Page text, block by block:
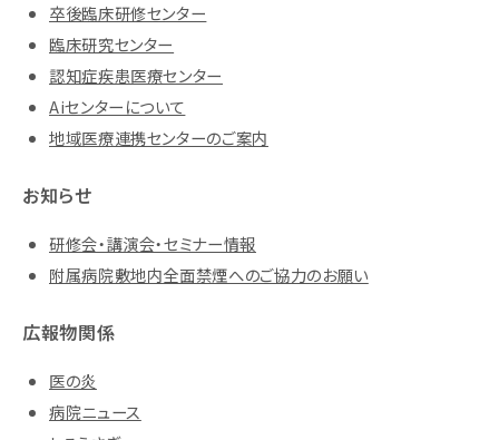
卒後臨床研修センター
臨床研究センター
認知症疾患医療センター
Aiセンターについて
地域医療連携センターのご案内
お知らせ
研修会・講演会・セミナー情報
附属病院敷地内全面禁煙へのご協力のお願い
広報物関係
医の炎
病院ニュース